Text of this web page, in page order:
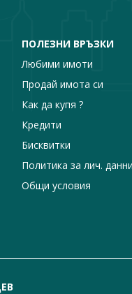
ПОЛЕЗНИ ВРЪЗКИ
Любими имоти
Продай имота си
Как да купя ?
Кредити
Бисквитки
Политика за лич. данни
Общи условия